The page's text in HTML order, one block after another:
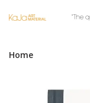
Home